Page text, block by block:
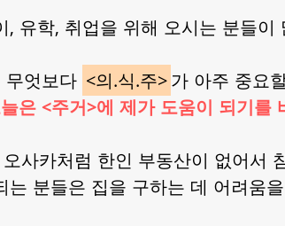
, 유학, 취업을 위해 오시는 분들이
무엇보다 <의.식.주> 가 아주 중요
은 <주거>에 제가 도움이 되기를
사카처럼 한인 부동산이 없어서
분들은 집을 구하는 데 어려움